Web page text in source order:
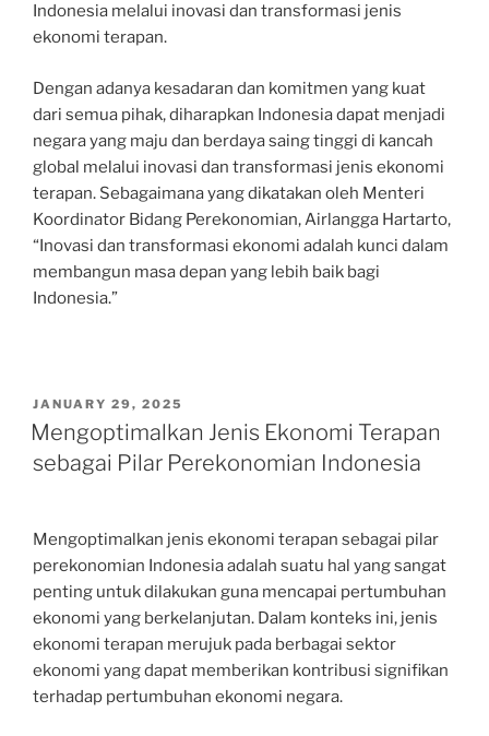
Indonesia melalui inovasi dan transformasi jenis
ekonomi terapan.
Dengan adanya kesadaran dan komitmen yang kuat
dari semua pihak, diharapkan Indonesia dapat menjadi
negara yang maju dan berdaya saing tinggi di kancah
global melalui inovasi dan transformasi jenis ekonomi
terapan. Sebagaimana yang dikatakan oleh Menteri
Koordinator Bidang Perekonomian, Airlangga Hartarto,
“Inovasi dan transformasi ekonomi adalah kunci dalam
membangun masa depan yang lebih baik bagi
Indonesia.”
POSTED
ON
JANUARY 29, 2025
Mengoptimalkan Jenis Ekonomi Terapan
sebagai Pilar Perekonomian Indonesia
Mengoptimalkan jenis ekonomi terapan sebagai pilar
perekonomian Indonesia adalah suatu hal yang sangat
penting untuk dilakukan guna mencapai pertumbuhan
ekonomi yang berkelanjutan. Dalam konteks ini, jenis
ekonomi terapan merujuk pada berbagai sektor
ekonomi yang dapat memberikan kontribusi signifikan
terhadap pertumbuhan ekonomi negara.